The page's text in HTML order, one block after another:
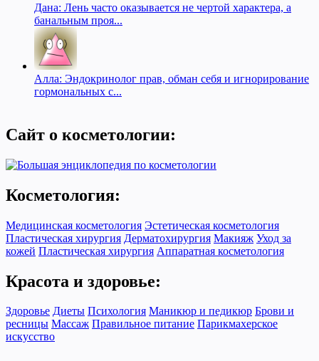
Дана: Лень часто оказывается не чертой характера, а
банальным проя...
Алла: Эндокринолог прав, обман себя и игнорирование
гормональных с...
Сайт о косметологии:
Косметология:
Медицинская косметология Эстетическая косметология
Пластическая хирургия Дерматохирургия Макияж Уход за
кожей Пластическая хирургия Аппаратная косметология
Красота и здоровье:
Здоровье Диеты Психология Маникюр и педикюр Брови и
ресницы Массаж Правильное питание Парикмахерское
искусство